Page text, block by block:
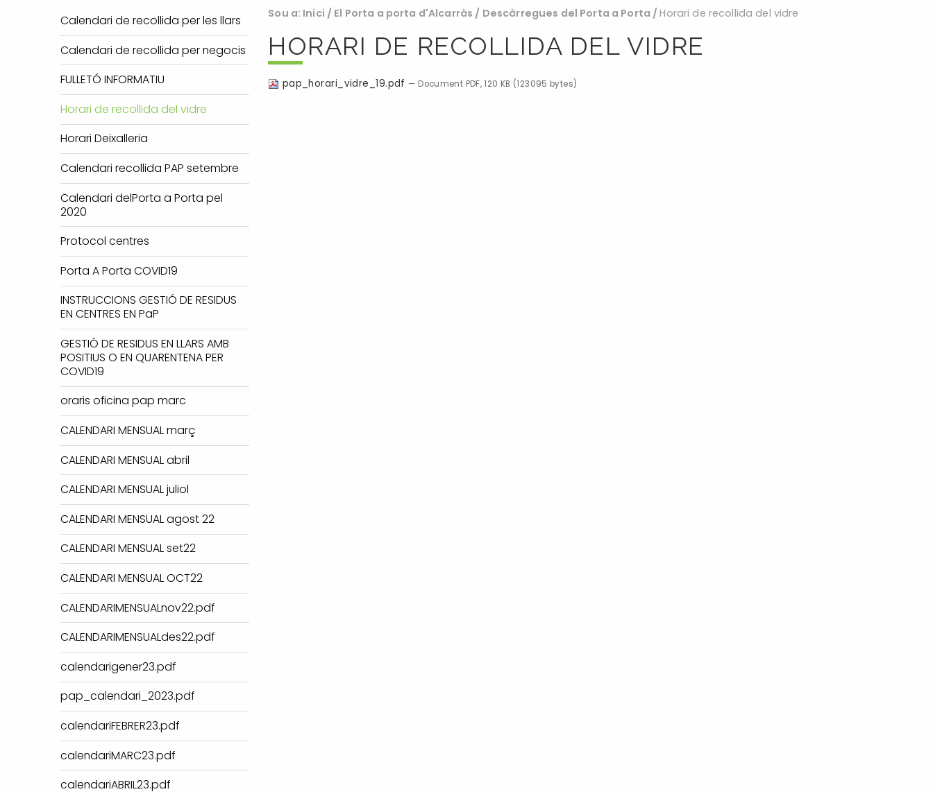
Calendari de recollida per les llars
Calendari de recollida per negocis
FULLETÓ INFORMATIU
Horari de recollida del vidre
Horari Deixalleria
Calendari recollida PAP setembre
Calendari delPorta a Porta pel
2020
Protocol centres
Porta A Porta COVID19
INSTRUCCIONS GESTIÓ DE RESIDUS
EN CENTRES EN PaP
GESTIÓ DE RESIDUS EN LLARS AMB
POSITIUS O EN QUARENTENA PER
COVID19
oraris oficina pap marc
CALENDARI MENSUAL març
CALENDARI MENSUAL abril
CALENDARI MENSUAL juliol
CALENDARI MENSUAL agost 22
CALENDARI MENSUAL set22
CALENDARI MENSUAL OCT22
CALENDARIMENSUALnov22.pdf
CALENDARIMENSUALdes22.pdf
calendarigener23.pdf
pap_calendari_2023.pdf
calendariFEBRER23.pdf
calendariMARC23.pdf
calendariABRIL23.pdf
Sou a: Inici / El Porta a porta d'Alcarràs / Descàrregues del Porta a Porta /Horari de recollida del vidre
HORARI DE RECOLLIDA DEL VIDRE
pap_horari_vidre_19.pdf — Document PDF, 120 KB (123095 bytes)